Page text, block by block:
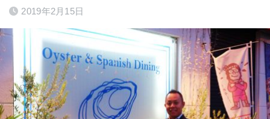
2019年2月15日